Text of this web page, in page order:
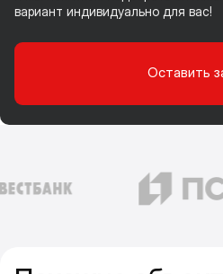
вариант индивидуально для вас!
Оставить